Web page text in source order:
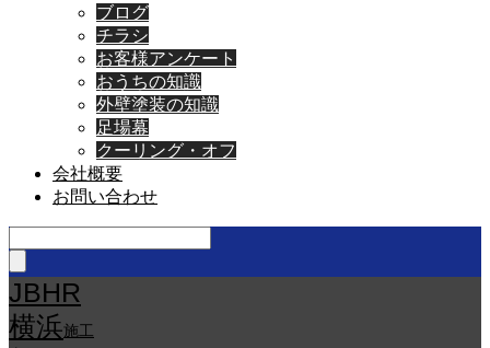
ブログ
チラシ
お客様アンケート
おうちの知識
外壁塗装の知識
足場幕
クーリング・オフ
会社概要
お問い合わせ
JBHR
横浜施工